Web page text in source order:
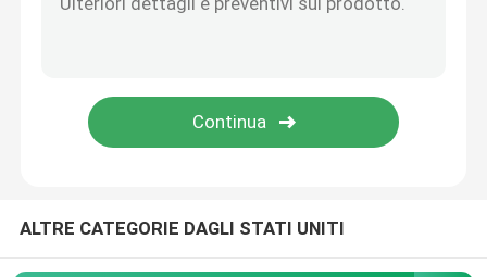
ALTRE CATEGORIE DAGLI STATI UNITI